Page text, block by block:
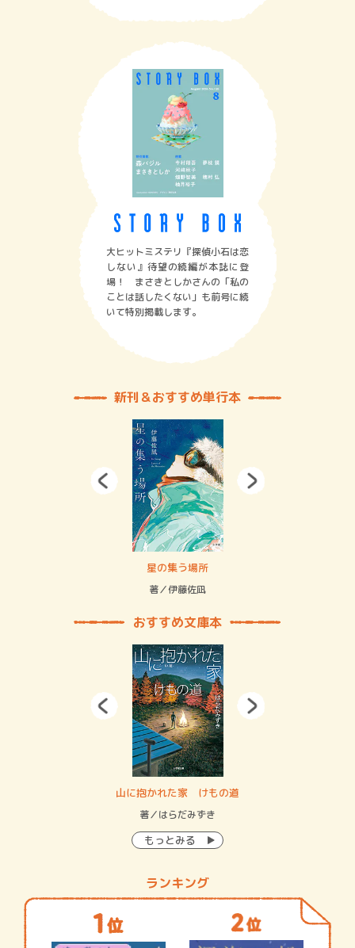
大ヒットミステリ『探偵小石は恋
しない』待望の続編が本誌に登
場！ まさきとしかさんの「私の
ことは話したくない」も前号に続
いて特別掲載します。
新刊＆おすすめ単行本
星の集う場所
著／伊藤佐凪
おすすめ文庫本
山に抱かれた家 けもの道
著／はらだみずき
もっとみる
ランキング